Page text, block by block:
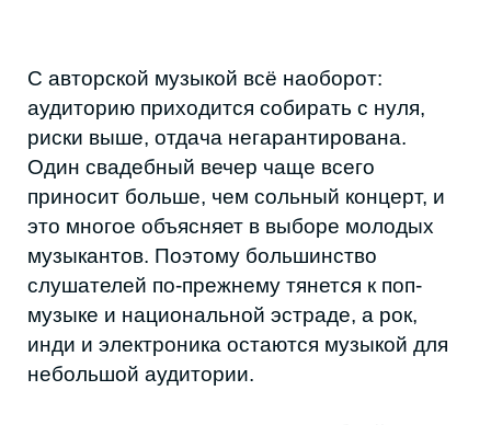
республике, до сих пор не выпустил ни
одной песни. По словам Арсения, запись
всё-таки ведётся.
Живые выступления при этом остаются
основной формой существования группы.
Чаще всего они играют в арт-кафе
«Нирвана» в Каспийске и на площадке
«Одинокого стула».
Сцена держится на андеграунде, всё
происходит из уст в уста, от сердца к